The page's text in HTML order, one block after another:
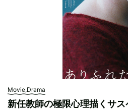
Movie,Drama
新任教師の極限心理描くサ